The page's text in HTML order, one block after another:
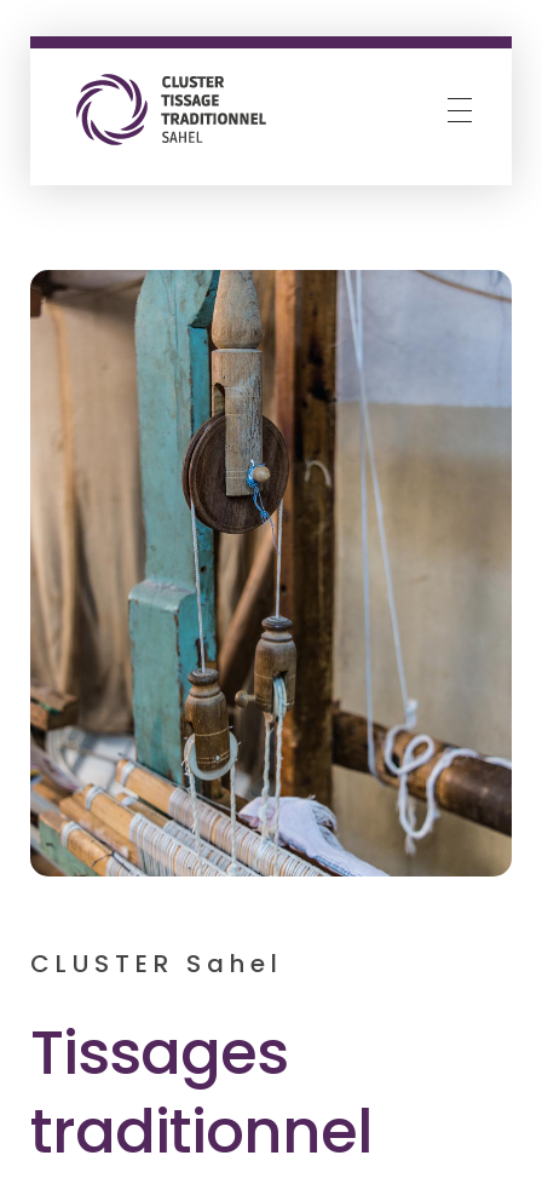
CLUSTER Sahel
Tissages
traditionnel